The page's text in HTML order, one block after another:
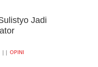
||HUKUM
Jadi
|| OPINI